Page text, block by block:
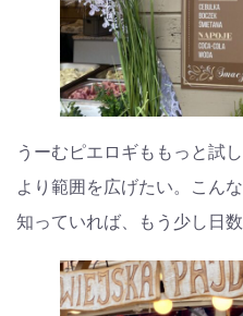
うーむピエロギももっと試
より範囲を広げたい。こん
知っていれば、もう少し日